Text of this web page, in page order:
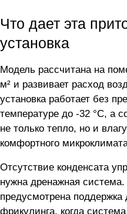
Что дает эта
установка
Модель рассчитана на
м² и развивает расход
установка работает без
температуре до -32 °C, а
не только тепло, но и
комфортного
Отсутствие конденсата
нужна дренажная
предусмотрена
фрикулинга, когда